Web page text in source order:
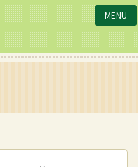
JA埼玉ひびきの